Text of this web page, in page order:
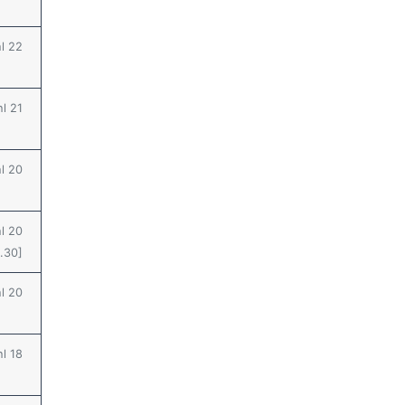
22
21
20
20
20
18